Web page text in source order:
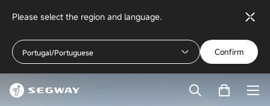
Please select the region and language.
Portugal/Portuguese Confirm